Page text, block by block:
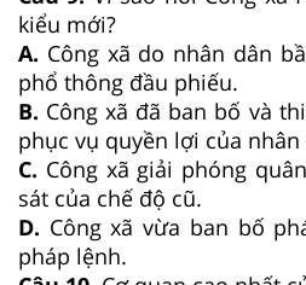
kiểu mới?
A. Công xã do nhân dân
phổ thông đầu phiếu.
B. Công xã đã ban bố và
phục vụ quyền lợi của nhân
C. Công xã giải phóng
sát của chế độ cũ.
D. Công xã vừa ban bố
pháp lệnh.